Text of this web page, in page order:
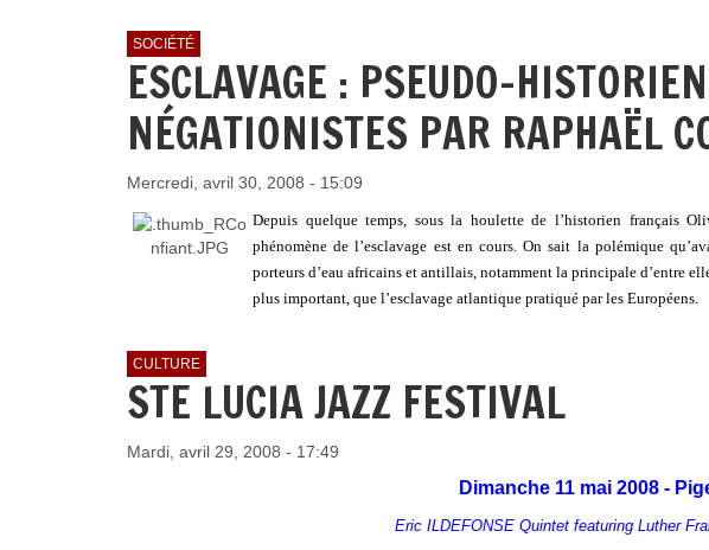
SOCIÉTÉ
ESCLAVAGE : PSEUDO-
NÉGATIONISTES PAR RAPHAËL
Mercredi, avril 30, 2008 - 15:09
Depuis quelque temps, sous la houlette de l’historien français
phénomène de l’esclavage est en cours. On sait la polémique
porteurs d’eau africains et antillais, notamment la principale d’entre
plus important, que l’esclavage atlantique pratiqué par les Européens.
CULTURE
STE LUCIA JAZZ FESTIVAL
Mardi, avril 29, 2008 - 17:49
Dimanche 11 mai 2008 -
Eric ILDEFONSEQuintet featuring Luther